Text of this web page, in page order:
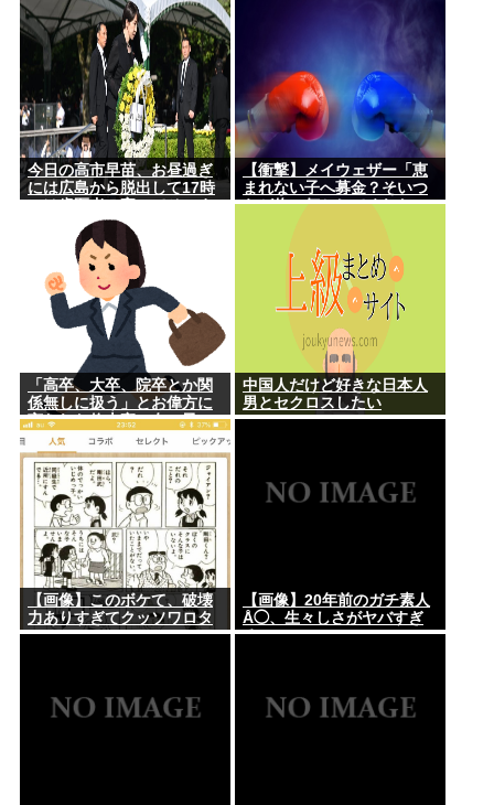
今日の高市早苗、お昼過ぎ
には広島から脱出して17時
【衝撃】メイウェザー「恵
まれない子へ募金？そいつ
らが俺に何かしてくれたの
「高卒、大卒、院卒とか関
係無しに扱う」とお偉方に
言われた修士卒の女の子
が...
中国人だけど好きな日本人
男とセクロスしたい
【画像】このボケて、破壊
力ありすぎてクッソワロタ
www
【画像】20年前のガチ素人
Å◯、生々しさがヤバすぎ
る